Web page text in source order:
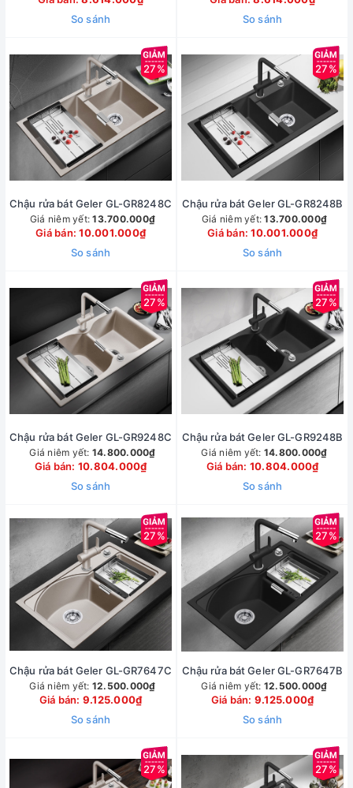
So sánh
So sánh
27%
Chậu rửa bát Geler GL-GR8248C
Giá niêm yết:13.700.000₫
Giá bán:10.001.000₫
So sánh
27%
Chậu rửa bát Geler GL-GR8248B
Giá niêm yết:13.700.000₫
Giá bán:10.001.000₫
So sánh
27%
Chậu rửa bát Geler GL-GR9248C
Giá niêm yết: 14.800.000₫
Giá bán: 10.804.000₫
So sánh
27%
Chậu rửa bát Geler GL-GR9248B
Giá niêm yết: 14.800.000₫
Giá bán: 10.804.000₫
So sánh
27%
Chậu rửa bát Geler GL-GR7647C
Giá niêm yết: 12.500.000₫
Giá bán: 9.125.000₫
So sánh
27%
Chậu rửa bát Geler GL-GR7647B
Giá niêm yết: 12.500.000₫
Giá bán: 9.125.000₫
So sánh
27% 27%